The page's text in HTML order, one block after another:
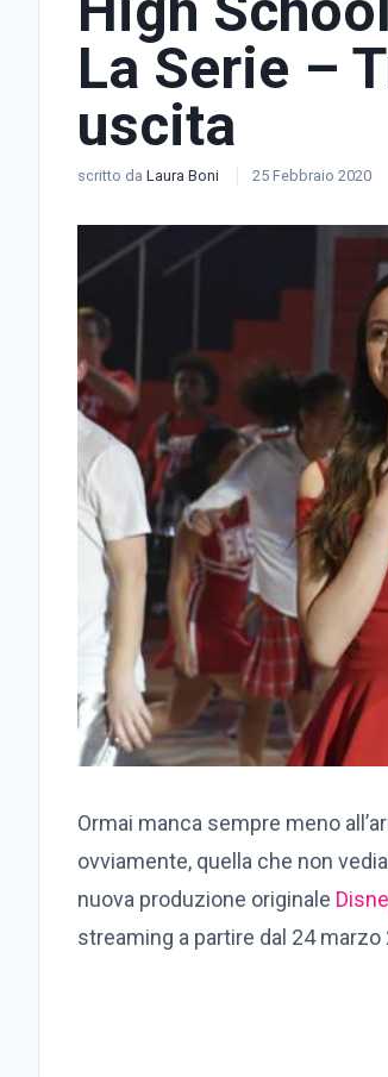
La Serie –
uscita
scritto da Laura Boni 25 Febbraio 2020
Ormai manca sempre meno
ovviamente, quella che non
nuova produzione originale
streaming a partire dal 24 marzo